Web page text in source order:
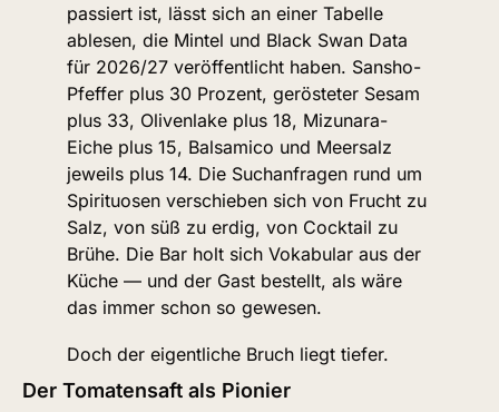
passiert ist, lässt sich an einer Tabelle
ablesen, die Mintel und Black Swan Data
für 2026/27 veröffentlicht haben. Sansho-
Pfeffer plus 30 Prozent, gerösteter Sesam
plus 33, Olivenlake plus 18, Mizunara-
Eiche plus 15, Balsamico und Meersalz
jeweils plus 14. Die Suchanfragen rund um
Spirituosen verschieben sich von Frucht zu
Salz, von süß zu erdig, von Cocktail zu
Brühe. Die Bar holt sich Vokabular aus der
Küche — und der Gast bestellt, als wäre
das immer schon so gewesen.
Doch der eigentliche Bruch liegt tiefer.
Der Tomatensaft als Pionier